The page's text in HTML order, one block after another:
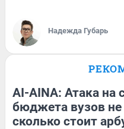
Надежда Губарь
AI-AINA: Атака на
бюджета вузов
сколько стоит